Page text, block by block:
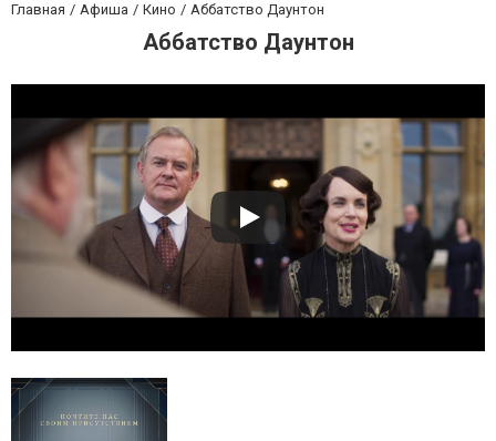
Главная Афиша Кино Аббатство Даунтон
Аббатство Даунтон